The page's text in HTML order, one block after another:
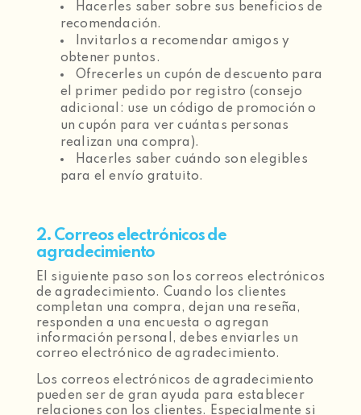
Hacerles saber sobre sus beneficios de
recomendación.
Invitarlos a recomendar amigos y
obtener puntos.
Ofrecerles un cupón de descuento para
el primer pedido por registro (consejo
adicional: use un código de promoción o
un cupón para ver cuántas personas
realizan una compra).
Hacerles saber cuándo son elegibles
para el envío gratuito.
2. Correos electrónicos de
agradecimiento
El siguiente paso son los correos electrónicos
de agradecimiento. Cuando los clientes
completan una compra, dejan una reseña,
responden a una encuesta o agregan
información personal, debes enviarles un
correo electrónico de agradecimiento.
Los correos electrónicos de agradecimiento
pueden ser de gran ayuda para establecer
relaciones con los clientes. Especialmente si